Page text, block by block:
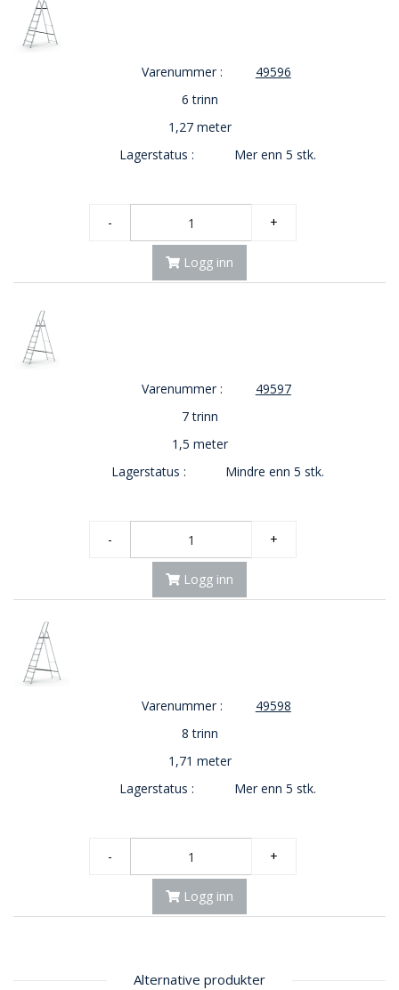
Varenummer :
49596
6 trinn
1,27 meter
Lagerstatus :
Mer enn 5 stk.
- +
Logg inn
Varenummer :
49597
7 trinn
1,5 meter
Lagerstatus :
Mindre enn 5 stk.
- +
Logg inn
Varenummer :
49598
8 trinn
1,71 meter
Lagerstatus :
Mer enn 5 stk.
- +
Logg inn
Alternative produkter